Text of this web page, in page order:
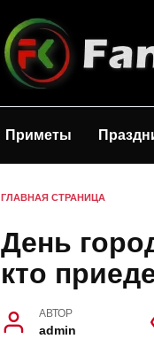
Приметы
ГЛАВНАЯ СТРАНИЦА
День
кто
АВТОР
admin